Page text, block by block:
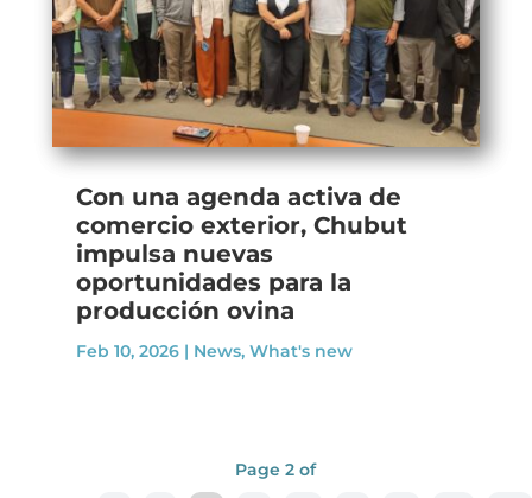
Con una agenda activa de
comercio exterior, Chubut
impulsa nuevas
oportunidades para la
producción ovina
Feb 10, 2026| News, What's new
Page 2 of